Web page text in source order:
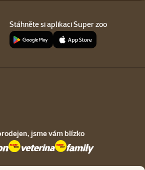
Stáhněte si aplikaci Super zoo
jsme vám blízko